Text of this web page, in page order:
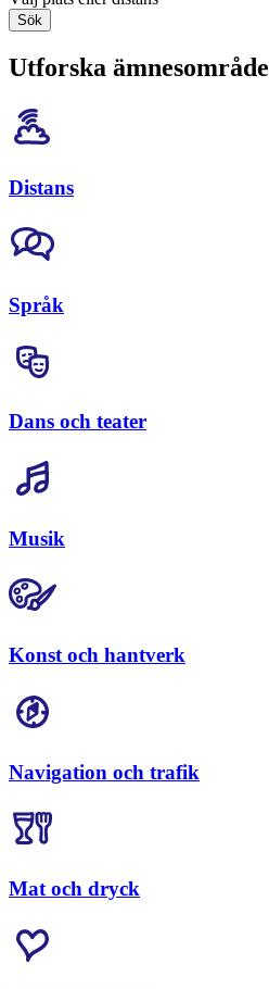
Sök
Utforska ämnesområde
Distans
Språk
Dans och teater
Musik
Konst och hantverk
Navigation och trafik
Mat och dryck